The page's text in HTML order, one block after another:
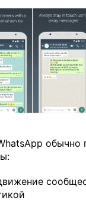
обычно